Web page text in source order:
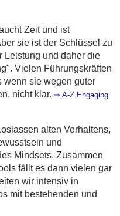
Zeit und ist
sie ist der Schlüssel zu
Leistung und daher die
Vielen Führungskräften
wenn sie wegen guter
nicht klar. ⇒ A-Z Engaging
alten Verhaltens,
und
Mindsets. Zusammen
fällt es dann vielen gar
wir intensiv in
mit bestehenden und